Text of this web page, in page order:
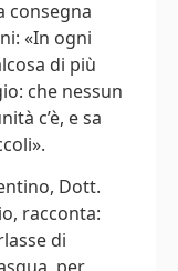
consegna
«In ogni
di più
che nessun
c’è, e sa
Dott.
racconta:
di